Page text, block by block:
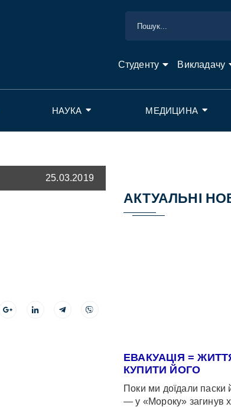
Студенту Викладачу
НАУКА МЕДИЦИНА
25.03.2019
АКТУАЛЬНІ
ЕВАКУАЦІЯ =
КУПИТИ ЙОГО
Поки ми доїдали паски
— у «Мороку» загинув